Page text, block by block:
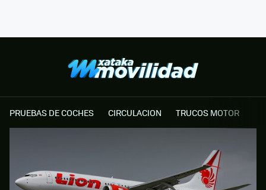
PRUEBAS DE COCHES CIRCULACION TRUCOS MOTOR